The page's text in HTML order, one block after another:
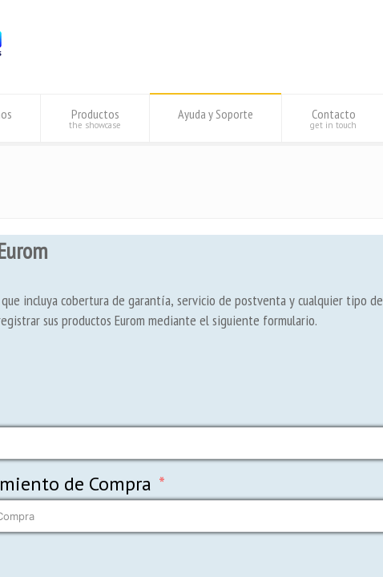
Productos
the showcase
Ayuda y Soporte Contacto
get in touch
incluya cobertura de garantía, servicio de postventa y cualquier tipo de
sus productos Eurom mediante el siguiente formulario.
de Compra